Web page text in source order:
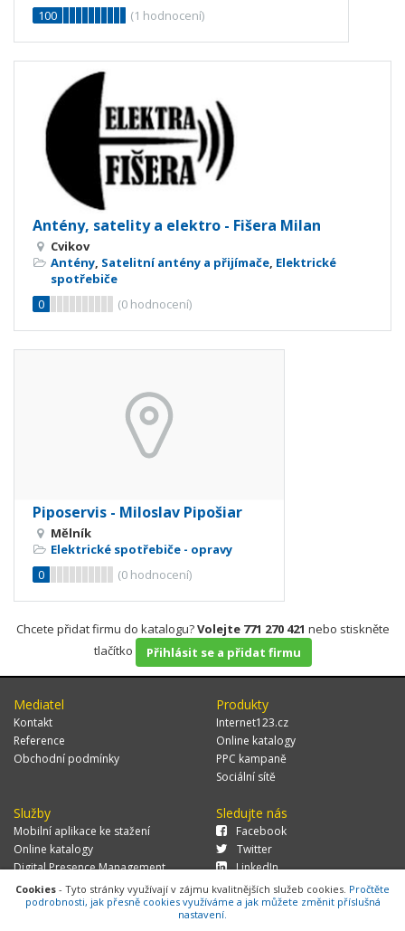
100
(1 hodnocení)
Antény, satelity a elektro - Fišera Milan
Cvikov
Antény, Satelitní antény a přijímače, Elektrické
spotřebiče
0
(0 hodnocení)
Piposervis - Miloslav Pipošiar
Mělník
Elektrické spotřebiče - opravy
0
(0 hodnocení)
Chcete přidat firmu do katalogu?Volejte 771 270 421 nebo stiskněte
tlačítko
Přihlásit se a přidat firmu
Mediatel
Kontakt
Reference
Obchodní podmínky
Produkty
Internet123.cz
Online katalogy
PPC kampaně
Sociální sítě
Služby
Mobilní aplikace ke stažení
Online katalogy
Digital Presence Management
Více zákazníků
Sledujte nás
Facebook
Twitter
LinkedIn
Cookies - Tyto stránky využívají v zájmu kvalitnějších služeb cookies. Pročtěte
podrobnosti, jak přesně cookies využíváme a jak můžete změnit příslušná
nastavení.